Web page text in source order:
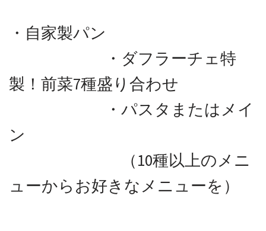
・自家製パン
・ダフラーチェ特
製！前菜7種盛り合わせ
・パスタまたはメイ
ン
（10種以上のメニ
ューからお好きなメニューを）